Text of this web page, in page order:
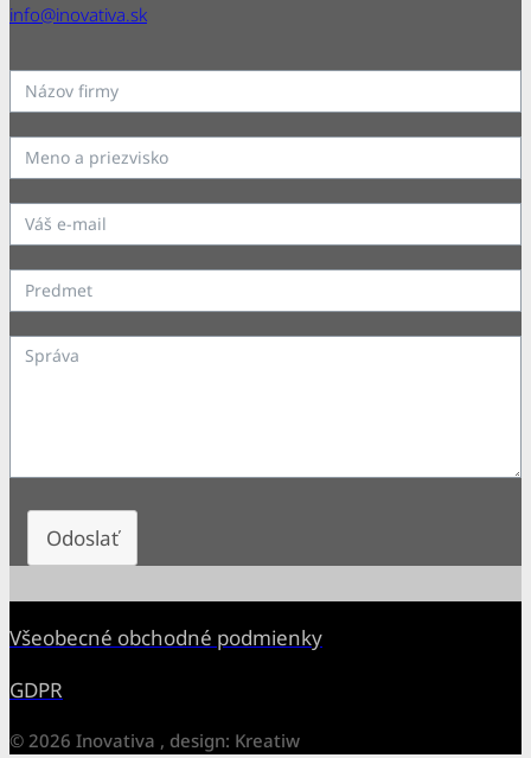
info@inovativa.sk
Odoslať
Všeobecné obchodné podmienky
GDPR
© 2026 Inovativa , design: Kreatiw